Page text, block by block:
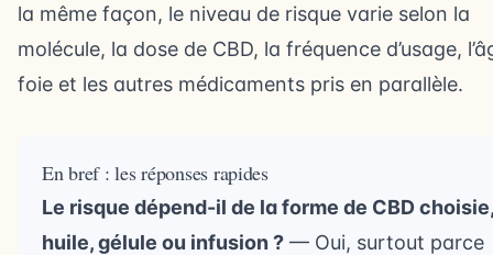
la même façon, le niveau de risque varie selon la
molécule, la dose de CBD, la fréquence d’usage,
foie et les autres médicaments pris en parallèle.
En bref : les réponses rapides
Le risque dépend-il de la forme de CBD choisie,
huile, gélule ou infusion ? — Oui, surtout parce